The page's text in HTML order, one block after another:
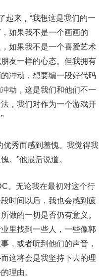
起来，“我想这是我们的一
如果我不是一个画画的
如果我不是一个喜爱艺术
友一样的心态。但我拥有
冲动，想要编一段好代码
动，这是我们和他们不一
，我们对作为一个游戏开
优秀而感到羞愧。我觉得我
。”他最后说道。
。无论我在最初对这个行
时间以后，我也会感到疲
做的一切是否仍有意义。
里找到一些人，一些像郭
，或者听到他们的声音，
这将会是我坚持下去的理
理由。